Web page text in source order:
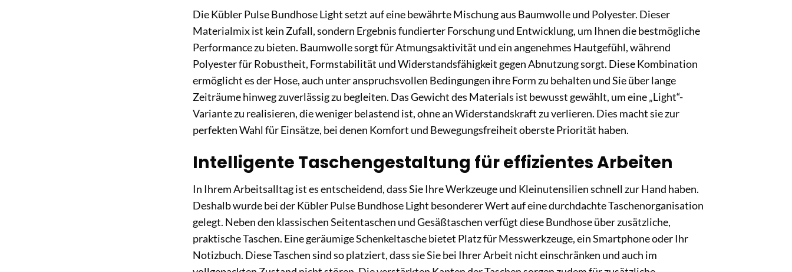
Die Kübler Pulse Bundhose Light setzt auf eine bewährte Mischung aus Baumwolle und Polyester. Dieser
Materialmix ist kein Zufall, sondern Ergebnis fundierter Forschung und Entwicklung, um Ihnen die bestmögliche
Performance zu bieten. Baumwolle sorgt für Atmungsaktivität und ein angenehmes Hautgefühl, während
Polyester für Robustheit, Formstabilität und Widerstandsfähigkeit gegen Abnutzung sorgt. Diese Kombination
ermöglicht es der Hose, auch unter anspruchsvollen Bedingungen ihre Form zu behalten und Sie über lange
Zeiträume hinweg zuverlässig zu begleiten. Das Gewicht des Materials ist bewusst gewählt, um eine „Light“-
Variante zu realisieren, die weniger belastend ist, ohne an Widerstandskraft zu verlieren. Dies macht sie zur
perfekten Wahl für Einsätze, bei denen Komfort und Bewegungsfreiheit oberste Priorität haben.
Intelligente Taschengestaltung für effizientes Arbeiten
In Ihrem Arbeitsalltag ist es entscheidend, dass Sie Ihre Werkzeuge und Kleinutensilien schnell zur Hand haben.
Deshalb wurde bei der Kübler Pulse Bundhose Light besonderer Wert auf eine durchdachte Taschenorganisation
gelegt. Neben den klassischen Seitentaschen und Gesäßtaschen verfügt diese Bundhose über zusätzliche,
praktische Taschen. Eine geräumige Schenkeltasche bietet Platz für Messwerkzeuge, ein Smartphone oder Ihr
Notizbuch. Diese Taschen sind so platziert, dass sie Sie bei Ihrer Arbeit nicht einschränken und auch im